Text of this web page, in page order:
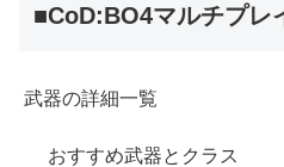
■CoD:BO4マルチプレ
武器の詳細一覧
おすすめ武器とクラス